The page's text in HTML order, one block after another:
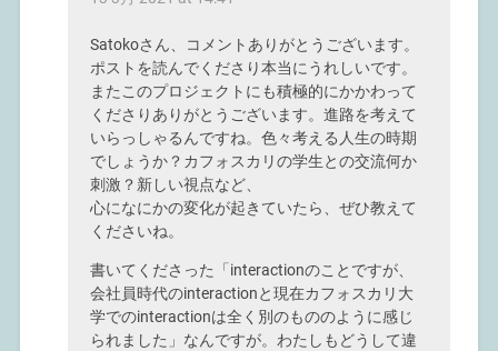
Satokoさん、コメントありがとうございます。
ポストを読んでくださり本当にうれしいです。
またこのプロジェクトにも積極的にかかわって
くださりありがとうございます。進路を考えて
いらっしゃるんですね。色々考える人生の時期
でしょうか？カフォスカリの学生との交流何か
刺激？新しい視点など、
心になにかの変化が起きていたら、ぜひ教えて
くださいね。
書いてくださった「interactionのことですが、
会社員時代のinteractionと現在カフォスカリ大
学でのinteractionは全く別のもののように感じ
られました」なんですが。わたしもどうして違